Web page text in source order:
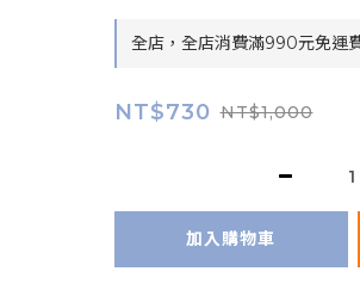
全店，全店消費滿990元免運
NT$730 NT$1,000
加入購物車